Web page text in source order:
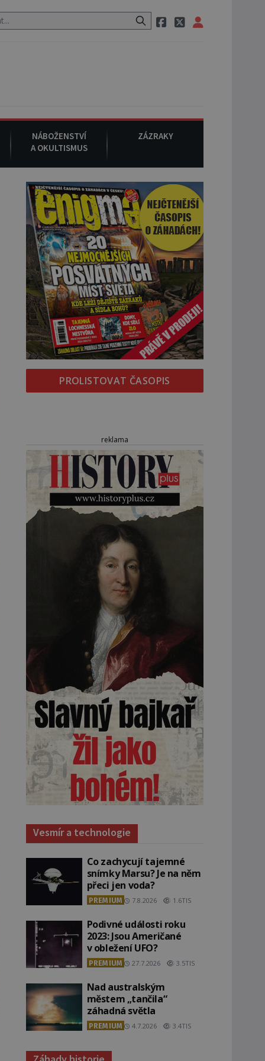
utíká zvláštní psovitá šelma, údajně bájná čupakabra.
NÁBOŽENSTVÍ
A OKULTISMUS
ZÁZRAKY
PROLISTOVAT ČASOPIS
reklama
Vesmír a technologie
Co zachycují tajemné
snímky Marsu? Je na něm
přeci jen voda?
PREMIUM 7.8.2026 1.6TIS
Podivné události roku
2023: Jsou Američané
v obležení UFO?
PREMIUM 27.7.2026 3.5TIS
Nad australským
městem „tančila“
záhadná světla
PREMIUM 4.7.2026 3.4TIS